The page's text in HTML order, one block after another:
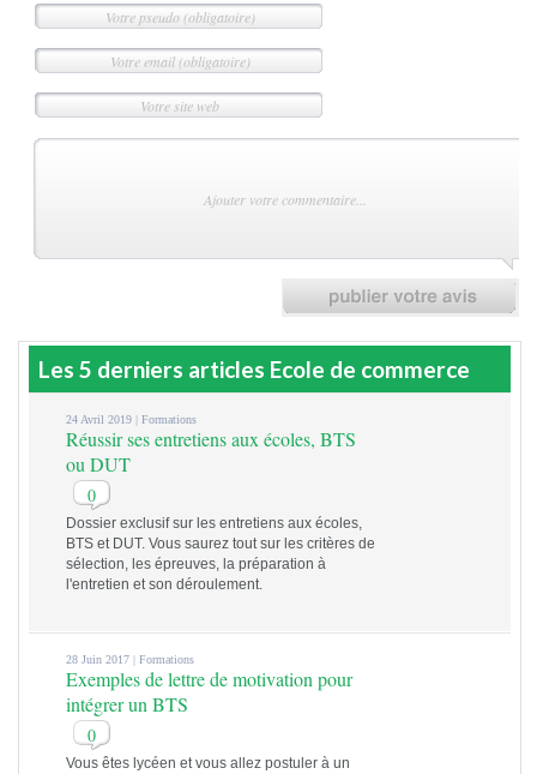
Les 5 derniers articles Ecole de commerce
24 Avril 2019 |Formations
Réussir ses entretiens aux écoles, BTS
ou DUT
0
Dossier exclusif sur les entretiens aux écoles,
BTS et DUT. Vous saurez tout sur les critères de
sélection, les épreuves, la préparation à
l'entretien et son déroulement.
28 Juin 2017 |Formations
Exemples de lettre de motivation pour
intégrer un BTS
0
Vous êtes lycéen et vous allez postuler à un